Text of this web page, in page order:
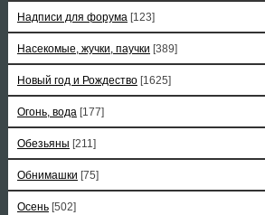
Надписи для форума [123]
Насекомые, жучки, паучки [389]
Новый год и Рождество [1625]
Огонь, вода [177]
Обезьяны [211]
Обнимашки [75]
Осень [502]